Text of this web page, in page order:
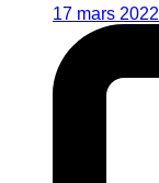
17 mars 2022